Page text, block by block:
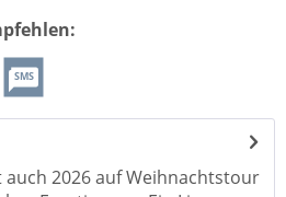
SMS
auch 2026 auf Weihnachtstour